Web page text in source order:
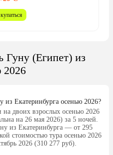
огурцы, помидоры, сыр,
яичницу или омлет, кофе
заказываешь. Звучит, как
хватает, но это все
тонким слоем, и есть на
даже 6 дней надоедает. В
Гуну (Египет) из
2026
из Екатеринбурга осенью 2026?
двоих взрослых осенью 2026
на 26 мая 2026) за 5 ночей.
из Екатеринбурга — от 295
стоимостью тура осенью 2026
2026 (310 277 руб).